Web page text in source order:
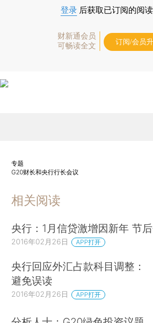
登录 后获取已订阅的阅
财新通会员
可畅读全文
订阅/会员
专题
G20财长和央行行长会议
相关阅读
央行：1月信贷激增因新年 节
2016年02月26日 APP打开
央行回应外汇占款科目调整：
避免误读
2016年02月26日 APP打开